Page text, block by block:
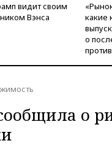
видит своим
Вэнса
какие
о
о